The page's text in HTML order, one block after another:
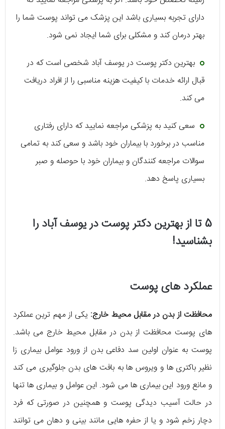
دارای تجربه بسیاری باشد این پزشک می تواند پوست شما را
بهتر درمان کند و مشکلی برای شما ایجاد نمی شود.
بهترین دکتر پوست در یوسف آباد شخصی است که در
قبال ارائه خدمات با کیفیت هزینه مناسبی را از افراد دریافت
می کند.
سعی کنید به پزشکی مراجعه نمایید که دارای رفتاری
مناسب در برخورد با بیماران خود باشد و سعی کند به تمامی
سوالات مراجعه کنندگان و بیماران خود با حوصله و صبر
بسیاری پاسخ دهد.
5 تا از بهترین دکتر پوست در یوسف آباد را
بشناسید!
عملکرد های پوست
محافظت از بدن در مقابل محیط خارج: یکی از مهم ترین عملکرد
های پوست محافظت از بدن در مقابل محیط خارج می باشد.
پوست به عنوان اولین سد دفاعی بدن از ورود عوامل بیماری زا
نظیر باکتری ها و ویروس ها به بافت های بدن جلوگیری می کند
و مانع ورود این بیماری ها می شود. این عوامل و بیماری ها تنها
در حالت آسیب دیدگی پوست و همچنین در صورتی که فرد
دچار زخم شود و یا از حفره هایی مانند بینی و دهان می توانند